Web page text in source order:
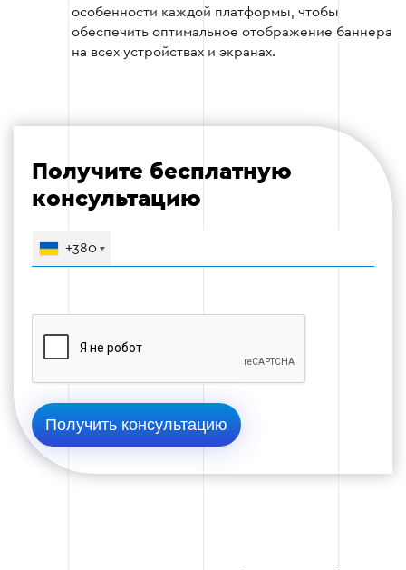
Оптимизация файлов для быстрой
Этап 3
Этап 4: Тестирование и внедрение
платформах.
необходимости.
особенности каждой платформы, чтобы
обеспечить оптимальное отображение баннера
на всех устройствах и экранах.
Получите бесплатную
консультацию
+380